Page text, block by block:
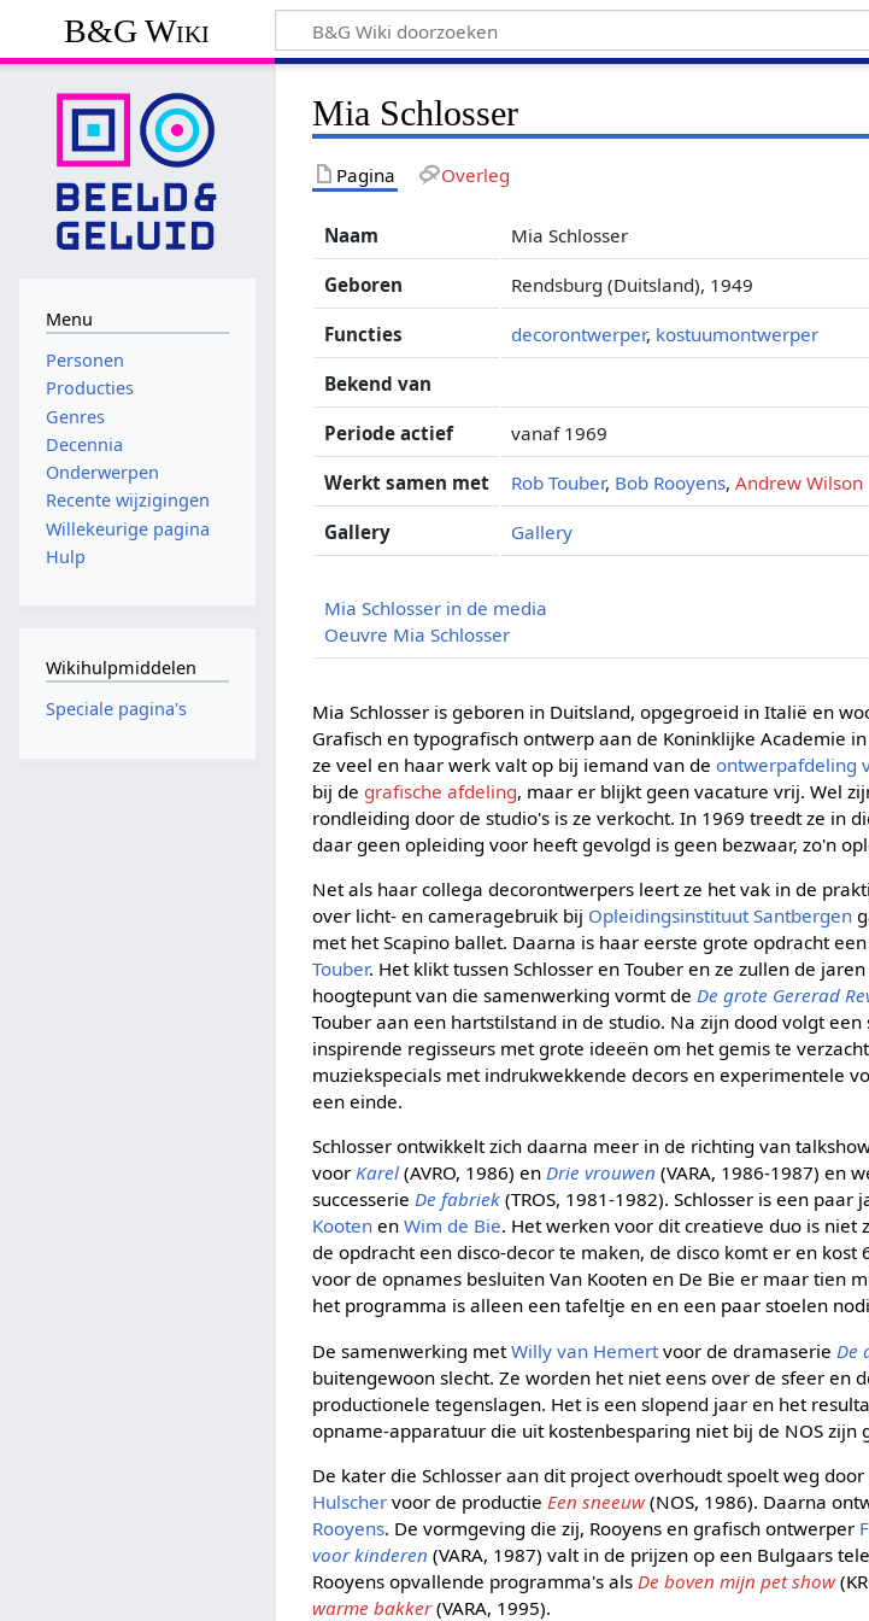
B&G Wiki
Mia Schlosser
Pagina Overleg
Naam Mia Schlosser
Geboren Rendsburg (Duitsland), 1949
Functies decorontwerper, kostuumontwerper
Bekend van
Periode actief vanaf 1969
Werkt samen met Rob Touber, Bob Rooyens,Andrew Wilson
Gallery Gallery
Mia Schlosser in de media
Oeuvre Mia Schlosser
Mia Schlosser is geboren in Duitsland, opgegroeid in Italië en
Grafisch en typografisch ontwerp aan de Koninklijke Academie
ze veel en haar werk valt op bij iemand van deontwerpafdeling
bij de grafische afdeling, maar er blijkt geen vacature vrij. Wel
rondleiding door de studio's is ze verkocht. In 1969 treedt ze in
daar geen opleiding voor heeft gevolgd is geen bezwaar, zo'n
Net als haar collega decorontwerpers leert ze het vak in de
over licht- en cameragebruik bij Opleidingsinstituut Santbergen
met het Scapino ballet. Daarna is haar eerste grote opdracht
Touber. Het klikt tussen Schlosser en Touber en ze zullen de
hoogtepunt van die samenwerking vormt deDe grote Gererad
Touber aan een hartstilstand in de studio. Na zijn dood volgt
inspirende regisseurs met grote ideeën om het gemis te
muziekspecials met indrukwekkende decors en experimentele
een einde.
Schlosser ontwikkelt zich daarna meer in de richting van
voorKarel (AVRO, 1986) enDrie vrouwen (VARA, 1986-1987) en
successerieDe fabriek (TROS, 1981-1982). Schlosser is een
Kooten enWim de Bie. Het werken voor dit creatieve duo is niet
de opdracht een disco-decor te maken, de disco komt er en
voor de opnames besluiten Van Kooten en De Bie er maar tien
het programma is alleen een tafeltje en en een paar stoelen
De samenwerking metWilly van Hemert voor de dramaserie De
buitengewoon slecht. Ze worden het niet eens over de sfeer en
productionele tegenslagen. Het is een slopend jaar en het
opname-apparatuur die uit kostenbesparing niet bij de NOS zijn
De kater die Schlosser aan dit project overhoudt spoelt weg
Hulscher voor de productie Een sneeuw(NOS, 1986). Daarna
Rooyens. De vormgeving die zij, Rooyens en grafisch ontwerper
voor kinderen (VARA, 1987) valt in de prijzen op een Bulgaars
Rooyens opvallende programma's als De boven mijn pet show
warme bakker(VARA, 1995).
Menu
Personen
Producties
Genres
Decennia
Onderwerpen
Recente wijzigingen
Willekeurige pagina
Hulp
Wikihulpmiddelen
Speciale pagina's